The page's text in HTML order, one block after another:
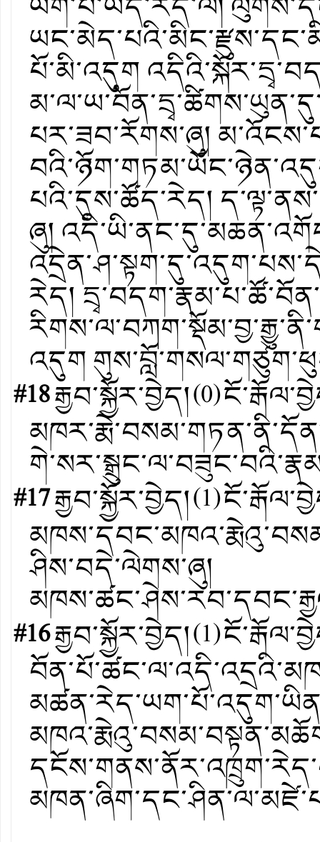
པོ་མི་འདུག
པར་ཟབ་རོགས་ཞུ།
པའི་དུས་ཚོད་རེད།
ཞུ།
རེད།
འདུག
#18རྒྱབ་སྐྱོར་བྱེད།(0)
#17རྒྱབ་སྐྱོར་བྱེད།(1)
ཤིས་བདེ་ལེགས་ཞུ།
#16རྒྱབ་སྐྱོར་བྱེད།(1)